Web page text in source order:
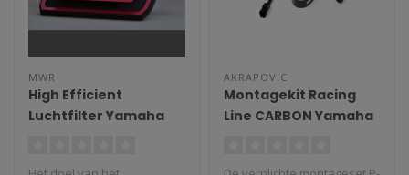
MWR
High Efficient
Luchtfilter Yamaha
AKRAPOVIC
Montagekit Racing
Line CARBON Yamaha